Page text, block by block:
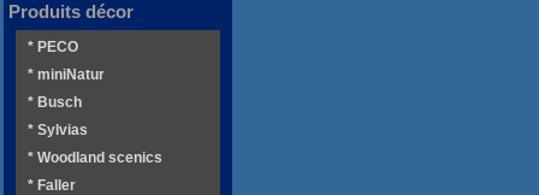
Produits décor
* PECO
* miniNatur
* Busch
* Sylvias
* Woodland scenics
* Faller